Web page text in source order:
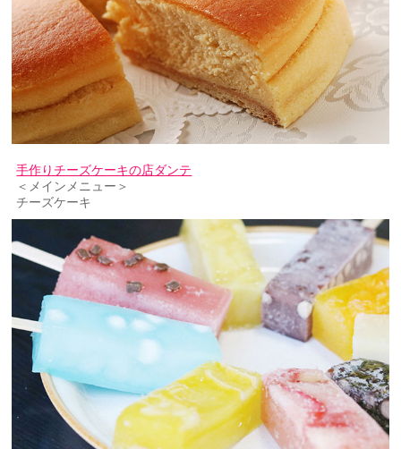
手作りチーズケーキの店ダンテ
＜メインメニュー＞
チーズケーキ